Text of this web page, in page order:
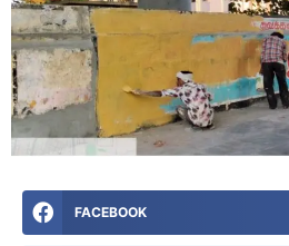
FACEBOOK